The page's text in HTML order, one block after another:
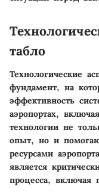
табло
Технологические
фундамент, на
эффективность
аэропортах,
технологии не
опыт, но и
ресурсами
является
процесса, включая